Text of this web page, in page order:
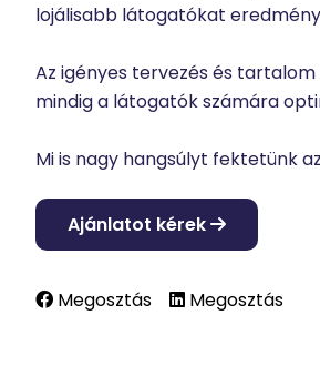
lojálisabb látogatókat
Az igényes tervezés és
mindig a látogatók számára
Mi is nagy hangsúlyt fektetünk
Ajánlatot kérek
Megosztás Megosztás